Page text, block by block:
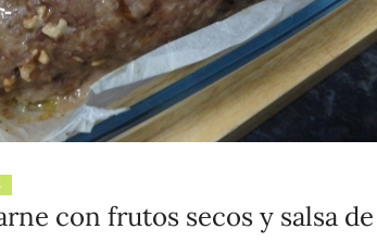
con frutos secos y salsa